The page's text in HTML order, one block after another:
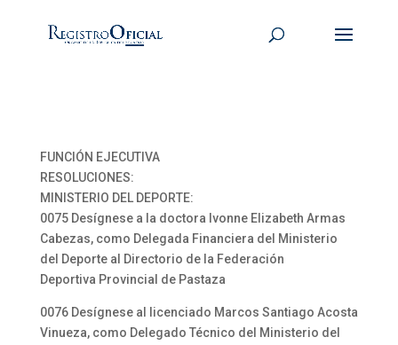
FUNCIÓN EJECUTIVA
RESOLUCIONES:
MINISTERIO DEL DEPORTE:
0075 Desígnese a la doctora Ivonne Elizabeth Armas
Cabezas, como Delegada Financiera del Ministerio
del Deporte al Directorio de la Federación
Deportiva Provincial de Pastaza
0076 Desígnese al licenciado Marcos Santiago Acosta
Vinueza, como Delegado Técnico del Ministerio del